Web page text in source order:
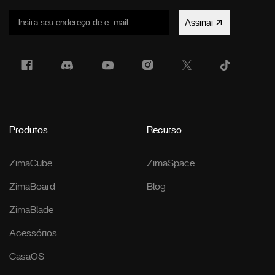
Assinar
Produtos
ZimaCube
ZimaBoard
ZimaBlade
Acessórios
CasaOS
Recurso
ZimaSpace
Blog